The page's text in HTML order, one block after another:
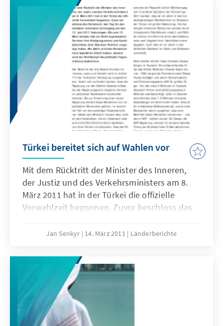
überragendes Wahlergebnis von 2007 (46,5%)
nochmals zu steigern und sich unangefochten
als stärkste politische Kraft im Lande zu
etablieren. Fast jeder zweite Türke stimmte
für die seit 2002 regierende Partei, soviel wie
für alle Oppositionsparteien
zusammengerechnet.
Türkei bereitet sich auf Wahlen vor
Mit dem Rücktritt der Minister des Inneren,
der Justiz und des Verkehrsministers am 8.
März 2011 hat in der Türkei die offizielle
Vorwahlzeit begonnen. Zuvor beschloss das
nationalen Urnengang auf den 12. Juni 2011
Wahl zugelassenen Parteien ihre
Wahlprogramme und Kandidatenlisten dem
Obersten Wahlrat vorgelegt haben. Bis dahin
wird das Parlament noch legislative Arbeit
leisten, danach wird der Wahlkampf die
politische Tagesordnung bestimmen.
Jan Senkyr 14. März 2011 Länderberichte